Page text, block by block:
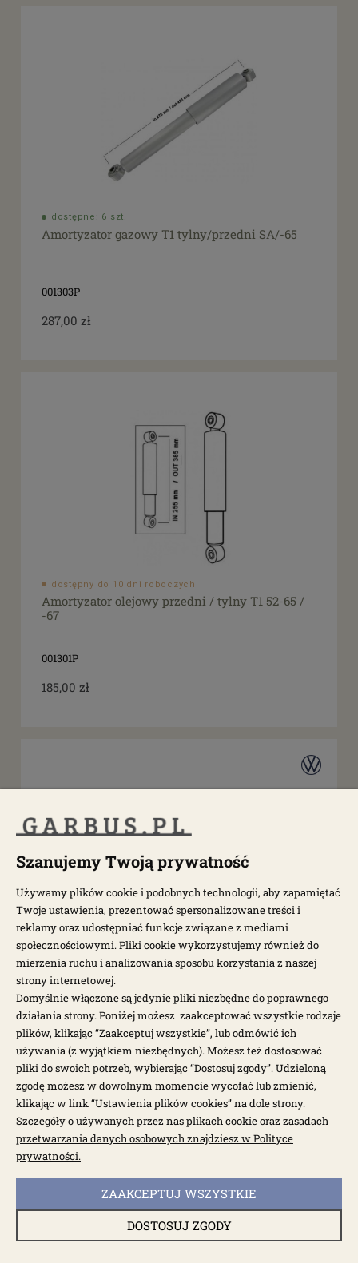
dostępne: 6 szt.
Amortyzator gazowy T1 tylny/przedni SA/-65
001303P
287,00 zł
dostępny do 10 dni roboczych
Amortyzator olejowy przedni / tylny T1 52-65 /
-67
001301P
185,00 zł
dostępne: 9 szt.
Amortyzator olejowy tylny IRS T1, T14, T181,
Typ3
1301-005
160,00 zł
Szanujemy Twoją prywatność
Używamy plików cookie i podobnych technologii, aby zapamiętać
Twoje ustawienia, prezentować spersonalizowane treści i
reklamy oraz udostępniać funkcje związane z mediami
społecznościowymi. Pliki cookie wykorzystujemy również do
mierzenia ruchu i analizowania sposobu korzystania z naszej
strony internetowej.
Domyślnie włączone są jedynie pliki niezbędne do poprawnego
działania strony. Poniżej możesz zaakceptować wszystkie rodzaje
plików, klikając “Zaakceptuj wszystkie”, lub odmówić ich
używania (z wyjątkiem niezbędnych). Możesz też dostosować
pliki do swoich potrzeb, wybierając “Dostosuj zgody”. Udzieloną
zgodę możesz w dowolnym momencie wycofać lub zmienić,
klikając w link “Ustawienia plików cookies” na dole strony.
Szczegóły o używanych przez nas plikach cookie oraz zasadach
przetwarzania danych osobowych znajdziesz w Polityce
prywatności.
DOSTOSUJ ZGODY
ZAAKCEPTUJ WSZYSTKIE